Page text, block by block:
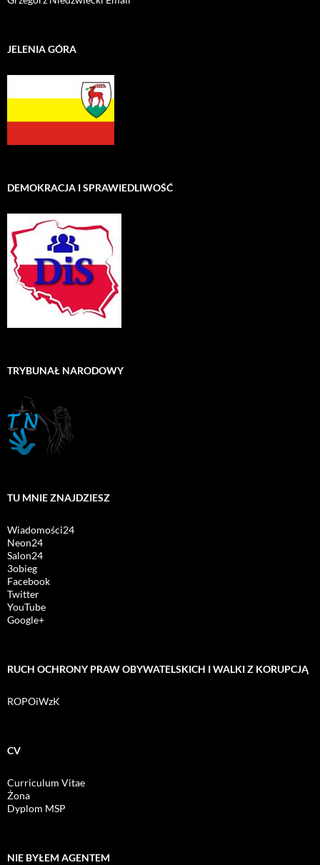
JELENIA GÓRA
DEMOKRACJA I SPRAWIEDLIWOŚĆ
TRYBUNAŁ NARODOWY
TU MNIE ZNAJDZIESZ
Wiadomości24
Neon24
Salon24
3obieg
Facebook
Twitter
YouTube
Google+
RUCH OCHRONY PRAW OBYWATELSKICH I WALKI Z KORUPCJĄ
ROPOiWzK
CV
Curriculum Vitae
Żona
Dyplom MSP
NIE BYŁEM AGENTEM